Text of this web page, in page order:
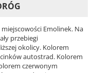
Emolinek. Na
przebiegi
okolicy. Kolorem
autostrad. Kolorem
czerwonym